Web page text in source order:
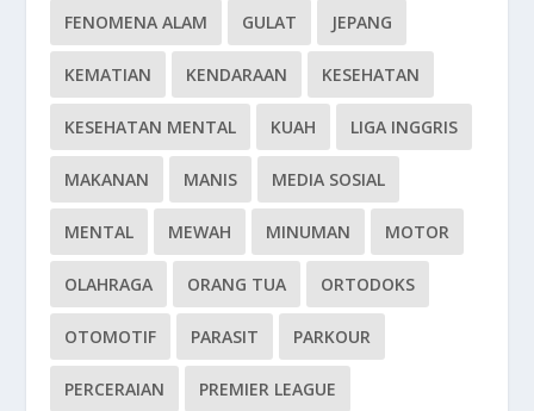
FENOMENA ALAM GULAT JEPANG
KEMATIAN KENDARAAN KESEHATAN
KESEHATAN MENTAL KUAH LIGA INGGRIS
MAKANAN MANIS MEDIA SOSIAL
MENTAL MEWAH MINUMAN MOTOR
OLAHRAGA ORANG TUA ORTODOKS
OTOMOTIF PARASIT PARKOUR
PERCERAIAN PREMIER LEAGUE